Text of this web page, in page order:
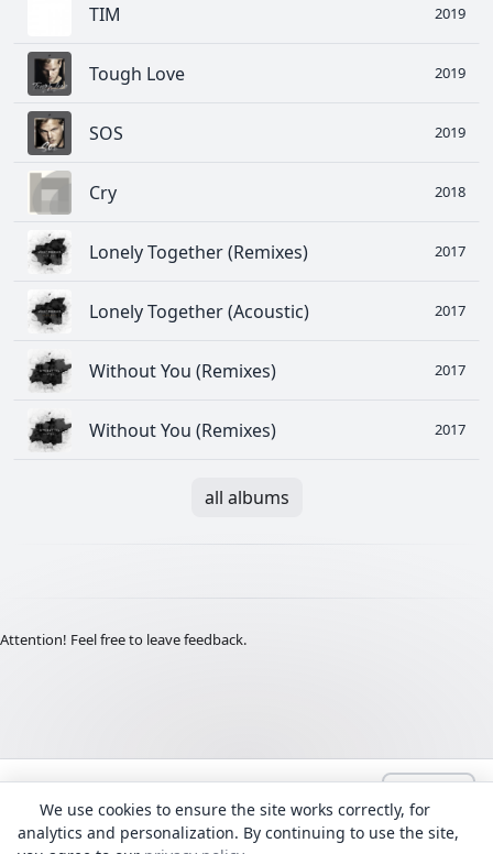
TIM 2019
Tough Love 2019
SOS 2019
Cry 2018
Lonely Together (Remixes) 2017
Lonely Together (Acoustic) 2017
Without You (Remixes) 2017
Without You (Remixes) 2017
all albums
Attention! Feel free to leave feedback.
All texts are provided for informational purposes. The copyright for
the song lyrics and translations belongs to their authors.
Language:
We use cookies to ensure the site works correctly, for
analytics and personalization. By continuing to use the site,